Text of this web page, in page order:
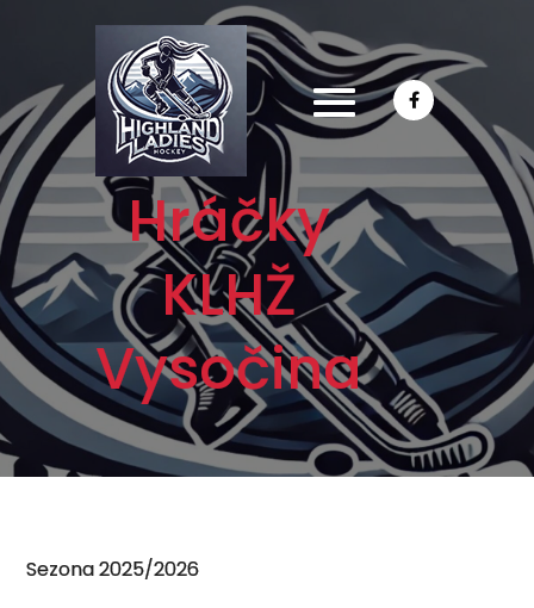
obsahu
Hráčky
KLHŽ
Vysočina
Sezona 2025/2026